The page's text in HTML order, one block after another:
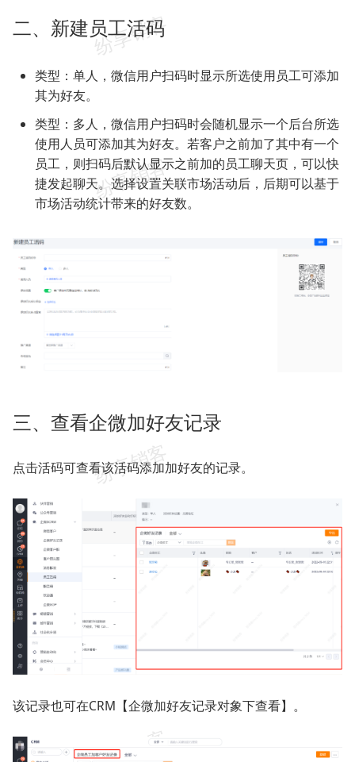
二、新建员工活码
类型：单人，微信用户扫码时显示所选使用员工可添加
其为好友。
类型：多人，微信用户扫码时会随机显示一个后台所选
使用人员可添加其为好友。若客户之前加了其中有一个
员工，则扫码后默认显示之前加的员工聊天页，可以快
捷发起聊天。选择设置关联市场活动后，后期可以基于
市场活动统计带来的好友数。
三、查看企微加好友记录
点击活码可查看该活码添加加好友的记录。
该记录也可在CRM【企微加好友记录对象下查看】。